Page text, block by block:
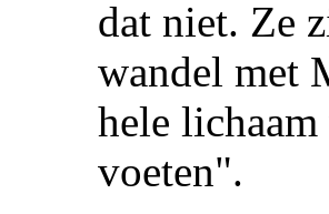
dat niet. Ze
wandel met
hele
voeten".